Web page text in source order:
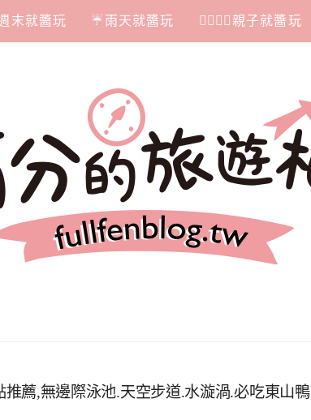
末就醬玩 ☔雨天就醬玩 👩‍❤‍💋‍👨親子就醬玩
推薦,無邊際泳池.天空步道.水漩渦.必吃東山鴨